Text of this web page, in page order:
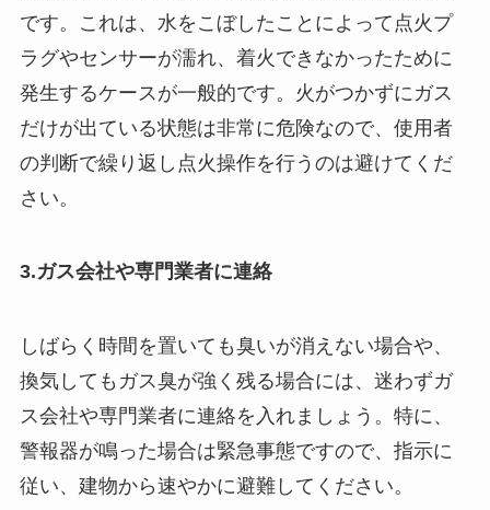
です。これは、水をこぼしたことによって点火プ
ラグやセンサーが濡れ、着火できなかったために
発生するケースが一般的です。火がつかずにガス
だけが出ている状態は非常に危険なので、使用者
の判断で繰り返し点火操作を行うのは避けてくだ
さい。
3.ガス会社や専門業者に連絡
しばらく時間を置いても臭いが消えない場合や、
換気してもガス臭が強く残る場合には、迷わずガ
ス会社や専門業者に連絡を入れましょう。特に、
警報器が鳴った場合は緊急事態ですので、指示に
従い、建物から速やかに避難してください。